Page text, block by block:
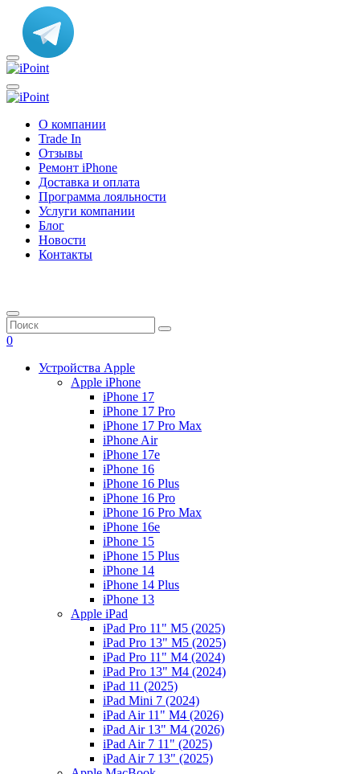
О компании
Trade In
Отзывы
Ремонт iPhone
Доставка и оплата
Программа лояльности
Услуги компании
Блог
Новости
Контакты
0
Устройства Apple
Apple iPhone
iPhone 17
iPhone 17 Pro
iPhone 17 Pro Max
iPhone Air
iPhone 17e
iPhone 16
iPhone 16 Plus
iPhone 16 Pro
iPhone 16 Pro Max
iPhone 16e
iPhone 15
iPhone 15 Plus
iPhone 14
iPhone 14 Plus
iPhone 13
Apple iPad
iPad Pro 11" M5 (2025)
iPad Pro 13" M5 (2025)
iPad Pro 11" M4 (2024)
iPad Pro 13" M4 (2024)
iPad 11 (2025)
iPad Mini 7 (2024)
iPad Air 11" M4 (2026)
iPad Air 13" M4 (2026)
iPad Air 7 11" (2025)
iPad Air 7 13" (2025)